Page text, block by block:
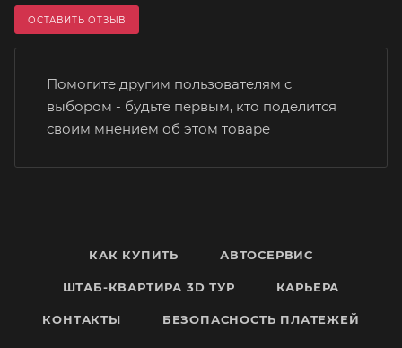
ОСТАВИТЬ ОТЗЫВ
Помогите другим пользователям с
выбором - будьте первым, кто поделится
своим мнением об этом товаре
КАК КУПИТЬ АВТОСЕРВИС
ШТАБ-КВАРТИРА 3D ТУР КАРЬЕРА
КОНТАКТЫ БЕЗОПАСНОСТЬ ПЛАТЕЖЕЙ